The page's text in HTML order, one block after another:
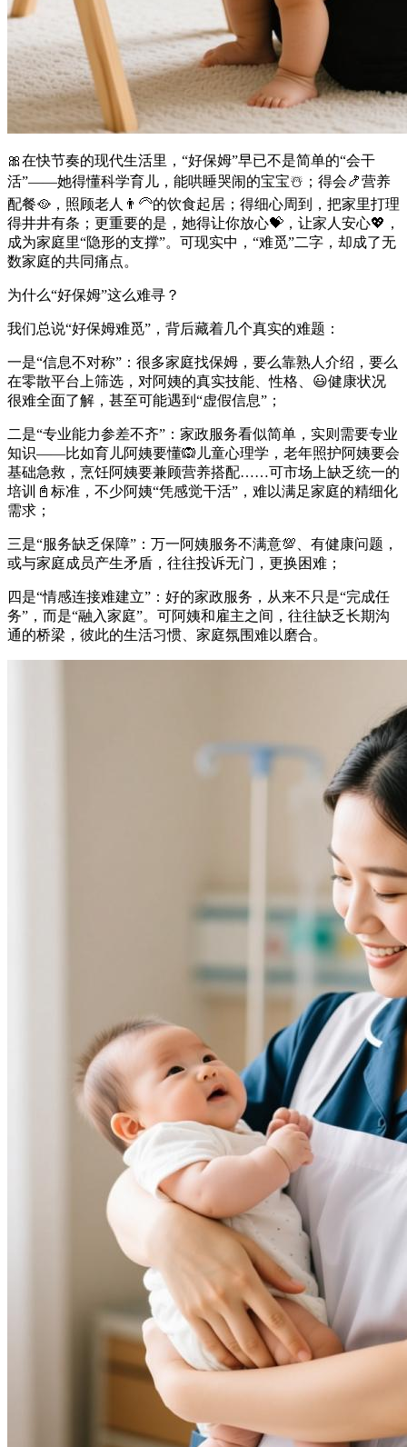
🎀在快节奏的现代生活里，“好保姆”早已不是简单的“会干
活”——她得懂科学育儿，能哄睡哭闹的宝宝☃️；得会🍤营养
配餐🥘，照顾老人👨‍🦳的饮食起居；得细心周到，把家里打理
得井井有条；更重要的是，她得让你放心💝，让家人安心💖，
成为家庭里“隐形的支撑”。可现实中，“难觅”二字，却成了无
数家庭的共同痛点。
为什么“好保姆”这么难寻？
我们总说“好保姆难觅”，背后藏着几个真实的难题：
一是“信息不对称”：很多家庭找保姆，要么靠熟人介绍，要么
在零散平台上筛选，对阿姨的真实技能、性格、😃健康状况
很难全面了解，甚至可能遇到“虚假信息”；
二是“专业能力参差不齐”：家政服务看似简单，实则需要专业
知识——比如育儿阿姨要懂🙉儿童心理学，老年照护阿姨要会
基础急救，烹饪阿姨要兼顾营养搭配……可市场上缺乏统一的
培训📓标准，不少阿姨“凭感觉干活”，难以满足家庭的精细化
需求；
三是“服务缺乏保障”：万一阿姨服务不满意💯、有健康问题，
或与家庭成员产生矛盾，往往投诉无门，更换困难；
四是“情感连接难建立”：好的家政服务，从来不只是“完成任
务”，而是“融入家庭”。可阿姨和雇主之间，往往缺乏长期沟
通的桥梁，彼此的生活习惯、家庭氛围难以磨合。